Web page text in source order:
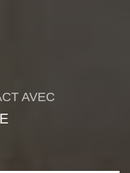
AVEC